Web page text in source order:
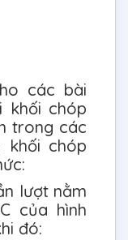
các bài
khối chóp
trong các
chóp
lượt nằm
của hình
đó: